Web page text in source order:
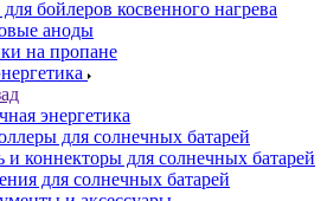
бойлеров косвенного нагрева
аноды
на пропане
энергетика
для солнечных батарей
и коннекторы для солнечных батарей
для солнечных батарей